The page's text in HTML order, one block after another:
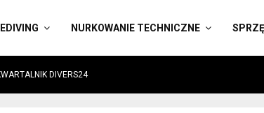
NURKOWANIE TECHNICZNE
DIVERS24